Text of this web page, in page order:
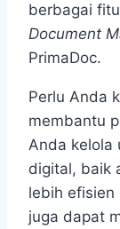
berbagai
Document
PrimaDoc.
Perlu Anda
membantu
Anda kelola
digital, baik
lebih efisien
juga dapat